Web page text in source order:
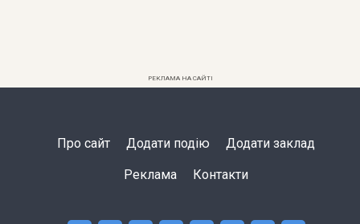
РЕКЛАМА НА САЙТІ
Про сайт Додати подію Додати заклад
Реклама Контакти